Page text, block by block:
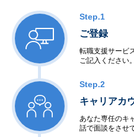
Step.1
ご登録
転職支援サービ
ご記入ください。
Step.2
キャリアカ
あなた専任のキ
話で面談をさせ